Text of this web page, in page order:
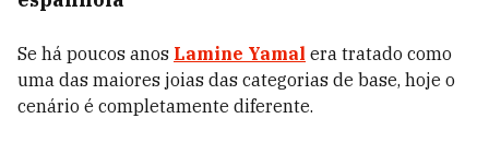
Se há poucos anos Lamine Yamal era tratado como
uma das maiores joias das categorias de base, hoje o
cenário é completamente diferente.